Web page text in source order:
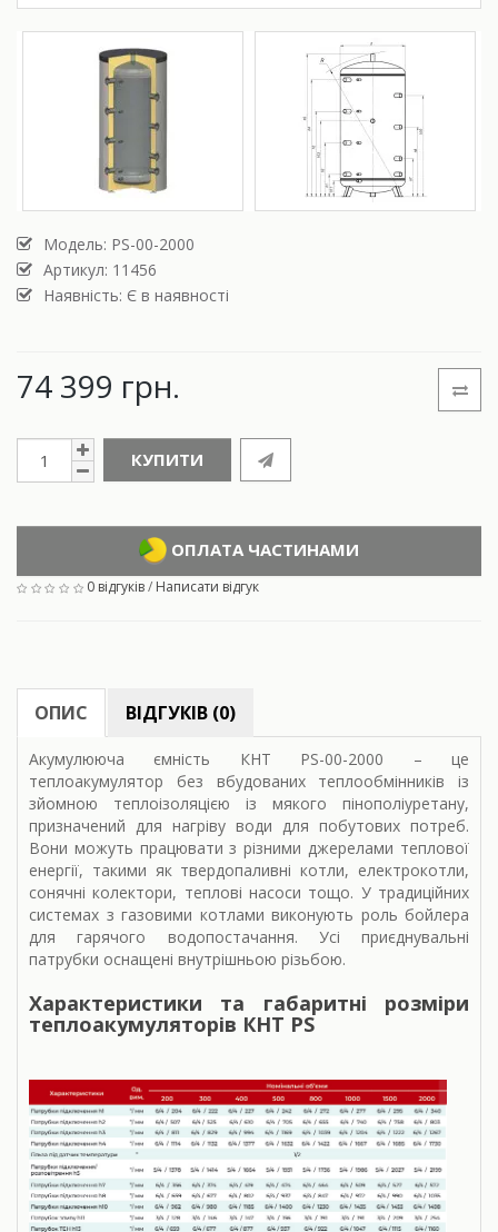
Модель: PS-00-2000
Артикул: 11456
Наявність: Є в наявності
74 399 грн.
КУПИТИ
ОПЛАТА ЧАСТИНАМИ
0 відгуків/ Написати відгук
ОПИС ВІДГУКІВ (0)
Акумулююча ємність КНТ PS-00-2000 – це
теплоакумулятор без вбудованих теплообмінників із
зйомною теплоізоляцією із мякого пінополіуретану,
призначений для нагріву води для побутових потреб.
Вони можуть працювати з різними джерелами теплової
енергії, такими як твердопаливні котли, електрокотли,
сонячні колектори, теплові насоси тощо. У традиційних
системах з газовими котлами виконують роль бойлера
для гарячого водопостачання. Усі приєднувальні
патрубки оснащені внутрішньою різьбою.
Характеристики та габаритні розміри
теплоакумуляторів КНТ PS